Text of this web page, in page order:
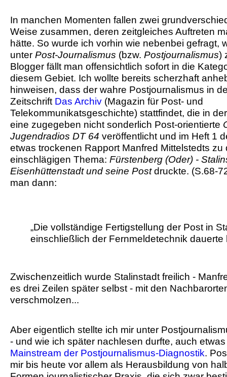
In manchen Momenten fallen zwei
Weise zusammen, deren zeitgleiches Auftreten
hätte. So wurde ich vorhin wie nebenbei gefragt,
unter Post-Journalismus (bzw. Postjournalismus)
Blogger fällt man offensichtlich sofort in die
diesem Gebiet. Ich wollte bereits scherzhaft
hinweisen, dass der wahre Postjournalismus in
Zeitschrift Das Archiv (Magazin für Post- und
Telekommunikatsgeschichte) stattfindet, die in
eine zugegeben nicht sonderlich Post-orientierte
Jugendradios DT 64 veröffentlicht und im Heft 1
etwas trockenen Rapport Manfred Mittelstedts zu
einschlägigen Thema: Fürstenberg (Oder) -
Eisenhüttenstadt und seine Postdruckte. (S.68-
man dann:
„Die vollständige Fertigstellung der Post in
einschließlich der Fernmeldetechnik
Zwischenzeitlich wurde Stalinstadt freilich -
es drei Zeilen später selbst - mit den
verschmolzen...
Aber eigentlich stellte ich mir unter
- und wie ich später nachlesen durfte, auch
Mainstream der Postjournalismus-Diagnostik.
mir bis heute vor allem als Herausbildung von